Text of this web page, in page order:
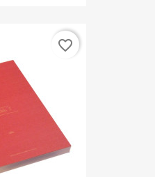
favorite_border